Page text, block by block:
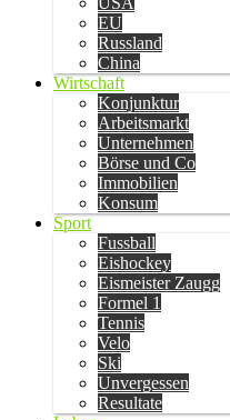
EU
Russland
China
Wirtschaft
Konjunktur
Arbeitsmarkt
Unternehmen
Börse und Co
Immobilien
Konsum
Sport
Fussball
Eishockey
Eismeister Zaugg
Formel 1
Tennis
Velo
Ski
Unvergessen
Resultate